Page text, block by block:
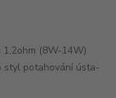
1,2ohm (8W-14W)
styl potahování ústa-